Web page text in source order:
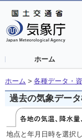
ホーム
ホーム > 各種データ・
過去の気象デー
地点と年月日時を選択